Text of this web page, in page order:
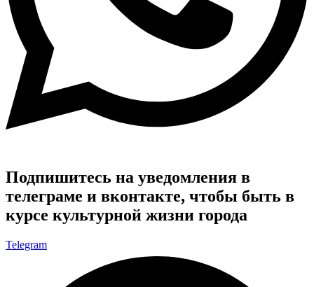
Подпишитесь на уведомления в
телеграме и вконтакте, чтобы быть в
курсе культурной жизни города
Telegram